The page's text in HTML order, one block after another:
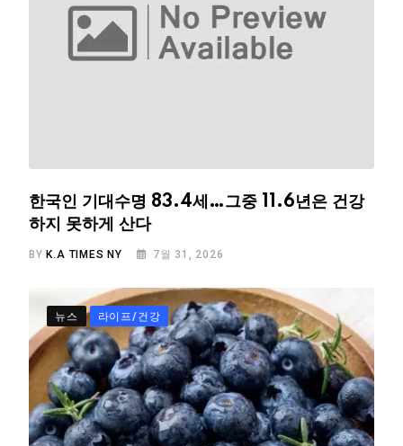
한국인 기대수명 83.4세…그중 11.6년은 건강
하지 못하게 산다
BY K.A TIMES NY 7월 31, 2026
뉴스 라이프/건강